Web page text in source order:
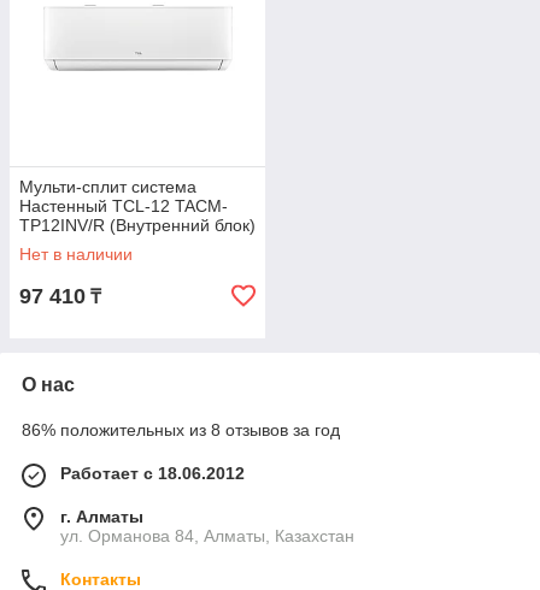
Мульти-сплит система
Настенный TCL-12 TACM-
TP12INV/R (Внутренний блок)
Нет в наличии
97 410 ₸
О нас
86% положительных из 8 отзывов за год
Работает с 18.06.2012
г. Алматы
ул. Орманова 84, Алматы, Казахстан
Контакты